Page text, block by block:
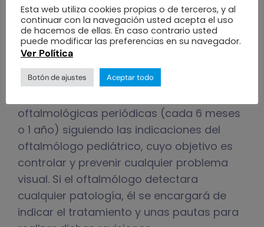
A partir de los (3) tres
años
Si no se aprecian síntomas de trastornos
oftalmológicas periódicas (cada 6 meses
o 1 año) siguiendo las indicaciones del
oftalmólogo pediátrico, cuyo objetivo es
controlar y prevenir cualquier problema
visual. Si el oftalmólogo detectara
cualquier patología, él se encargará de
indicar el tratamiento y unas pautas para
Esta web utiliza cookies propias o de terceros, y al
continuar con la navegación usted acepta el uso
de hacemos de ellas. En caso contrario usted
puede modificar las preferencias en su navegador.
Ver Política
Botón de ajustes Aceptar todo